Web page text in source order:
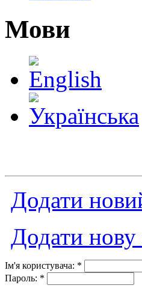
Мови
Додати
Додати нову
Ім'я користувача: *
Пароль: *